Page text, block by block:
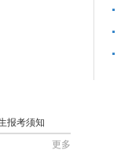
报考须知
更多